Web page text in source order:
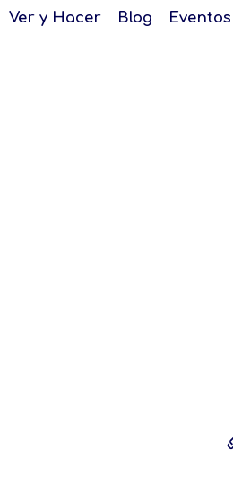
Ver y Hacer Blog Eventos